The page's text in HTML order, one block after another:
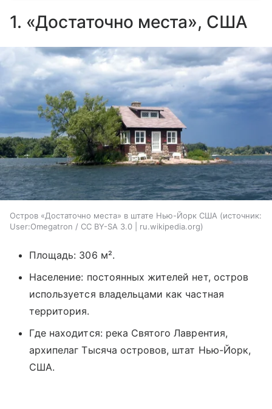
1. «Достаточно места», США
Остров «Достаточно места» в штате Нью-Йорк США
источник:
User:Omegatron / CC BY-SA 3.0 | ru.wikipedia.org
Площадь: 306 м².
Население: постоянных жителей нет, остров
используется владельцами как частная
территория.
Где находится: река Святого Лаврентия,
архипелаг Тысяча островов, штат Нью-Йорк,
США.